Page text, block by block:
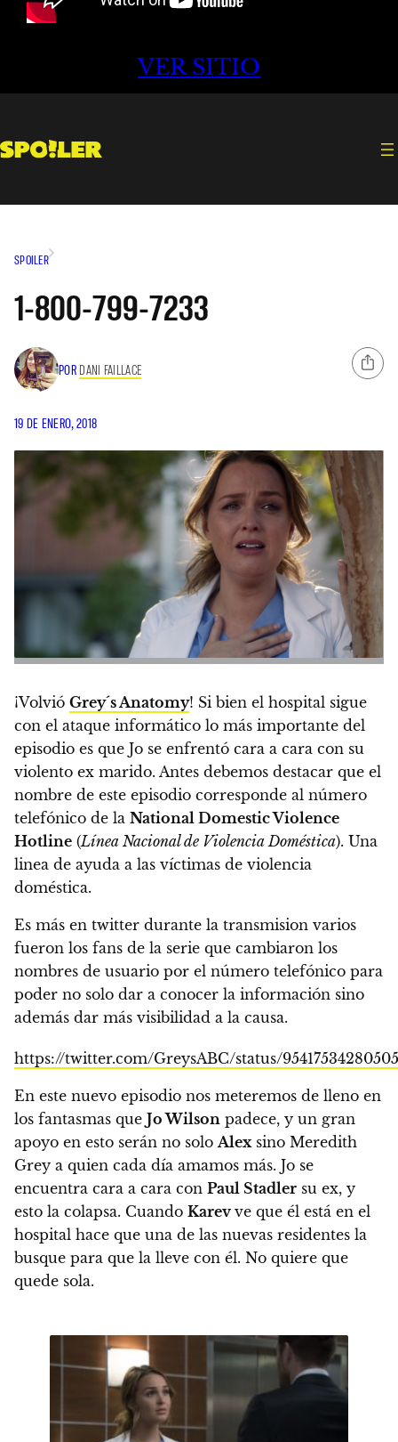
VER SITIO
SPOILER
1-800-799-7233
POR DANI FAILLACE
19 DE ENERO, 2018
¡Volvió Grey´s Anatomy! Si bien el hospital sigue
con el ataque informático lo más importante del
episodio es que Jo se enfrentó cara a cara con su
violento ex marido. Antes debemos destacar que el
nombre de este episodio corresponde al número
telefónico de la National Domestic Violence
Hotline (Línea Nacional de Violencia Doméstica). Una
linea de ayuda a las víctimas de violencia
doméstica.
Es más en twitter durante la transmision varios
fueron los fans de la serie que cambiaron los
nombres de usuario por el número telefónico para
poder no solo dar a conocer la información sino
además dar más visibilidad a la causa.
https://twitter.com/GreysABC/status/
En este nuevo episodio nos meteremos de lleno en
los fantasmas que Jo Wilson padece, y un gran
apoyo en esto serán no solo Alex sino Meredith
Grey a quien cada día amamos más. Jo se
encuentra cara a cara con Paul Stadler su ex, y
esto la colapsa. Cuando Karev ve que él está en el
hospital hace que una de las nuevas residentes la
busque para que la lleve con él. No quiere que
quede sola.